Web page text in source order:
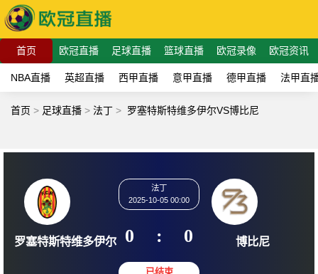
首页 欧冠直播 足球直播 篮球直播 欧冠录像 欧冠资讯
NBA直播 英超直播 西甲直播 意甲直播 德甲直播 法甲直
首页 > 足球直播 > 法丁 > 罗塞特斯特维多伊尔VS博比尼
法丁
2025-10-05 00:00